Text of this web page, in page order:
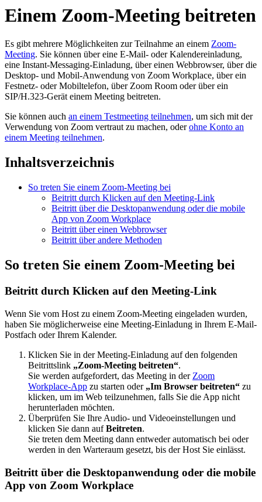
Einem Zoom-Meeting beitreten
Es gibt mehrere Möglichkeiten zur Teilnahme an einem Zoom-
Meeting. Sie können über eine E-Mail- oder Kalendereinladung,
eine Instant-Messaging-Einladung, über einen Webbrowser, über die
Desktop- und Mobil-Anwendung von Zoom Workplace, über ein
Festnetz- oder Mobiltelefon, über Zoom Room oder über ein
SIP/H.323-Gerät einem Meeting beitreten.
Sie können auch an einem Testmeeting teilnehmen, um sich mit der
Verwendung von Zoom vertraut zu machen, oderohne Konto an
einem Meeting teilnehmen.
Inhaltsverzeichnis
So treten Sie einem Zoom-Meeting bei
Beitritt durch Klicken auf den Meeting-Link
Beitritt über die Desktopanwendung oder die mobile
App von Zoom Workplace
Beitritt über einen Webbrowser
Beitritt über andere Methoden
So treten Sie einem Zoom-Meeting bei
Beitritt durch Klicken auf den Meeting-Link
Wenn Sie vom Host zu einem Zoom-Meeting eingeladen wurden,
haben Sie möglicherweise eine Meeting-Einladung in Ihrem E-Mail-
Postfach oder Ihrem Kalender.
Klicken Sie in der Meeting-Einladung auf den folgenden
Beitrittslink „Zoom-Meeting beitreten“.
Sie werden aufgefordert, das Meeting in der Zoom
Workplace-App zu starten oder „Im Browser beitreten“ zu
klicken, um im Web teilzunehmen, falls Sie die App nicht
herunterladen möchten.
Überprüfen Sie Ihre Audio- und Videoeinstellungen und
klicken Sie dann aufBeitreten.
Sie treten dem Meeting dann entweder automatisch bei oder
werden in den Warteraum gesetzt, bis der Host Sie einlässt.
Beitritt über die Desktopanwendung oder die mobile
App von Zoom Workplace